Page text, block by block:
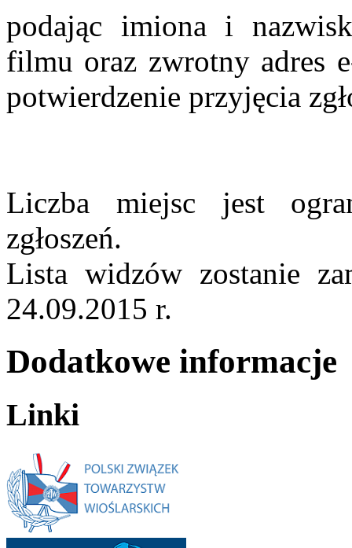
podając imiona i
filmu oraz zwrotny adres
potwierdzenie przyjęcia
Liczba miejsc jest
zgłoszeń.
Lista widzów zostanie
24.09.2015 r.
Dodatkowe informacje
Linki